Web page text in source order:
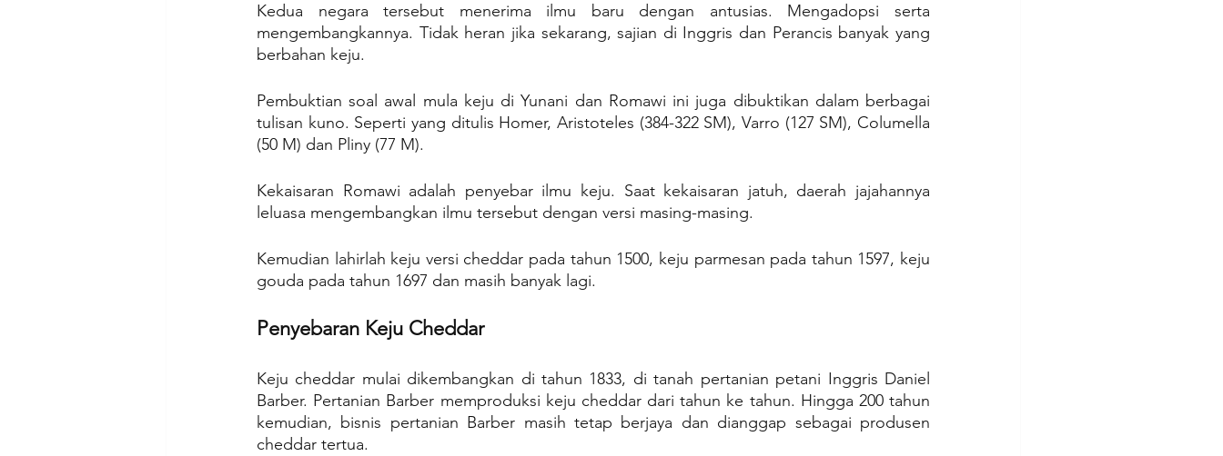
Kedua negara tersebut menerima ilmu baru dengan antusias. Mengadopsi serta
mengembangkannya. Tidak heran jika sekarang, sajian di Inggris dan Perancis banyak yang
berbahan keju.
Pembuktian soal awal mula keju di Yunani dan Romawi ini juga dibuktikan dalam berbagai
tulisan kuno. Seperti yang ditulis Homer, Aristoteles (384-322 SM), Varro (127 SM), Columella
(50 M) dan Pliny (77 M).
Kekaisaran Romawi adalah penyebar ilmu keju. Saat kekaisaran jatuh, daerah jajahannya
leluasa mengembangkan ilmu tersebut dengan versi masing-masing.
Kemudian lahirlah keju versi cheddar pada tahun 1500, keju parmesan pada tahun 1597, keju
gouda pada tahun 1697 dan masih banyak lagi.
Penyebaran Keju Cheddar
Keju cheddar mulai dikembangkan di tahun 1833, di tanah pertanian petani Inggris Daniel
Barber. Pertanian Barber memproduksi keju cheddar dari tahun ke tahun. Hingga 200 tahun
kemudian, bisnis pertanian Barber masih tetap berjaya dan dianggap sebagai produsen
cheddar tertua.